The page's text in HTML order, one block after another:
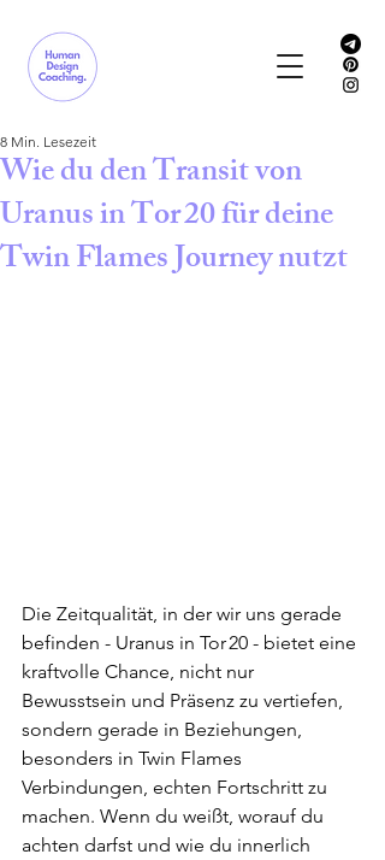
Wie du den Transit von
Uranus in Tor 20 für deine
Twin Flames Journey nutzt
8 Min. Lesezeit
Die Zeitqualität, in der wir uns gerade
befinden - Uranus in Tor 20 - bietet eine
kraftvolle Chance, nicht nur
Bewusstsein und Präsenz zu vertiefen,
sondern gerade in Beziehungen,
besonders in Twin Flames
Verbindungen, echten Fortschritt zu
machen. Wenn du weißt, worauf du
achten darfst und wie du innerlich